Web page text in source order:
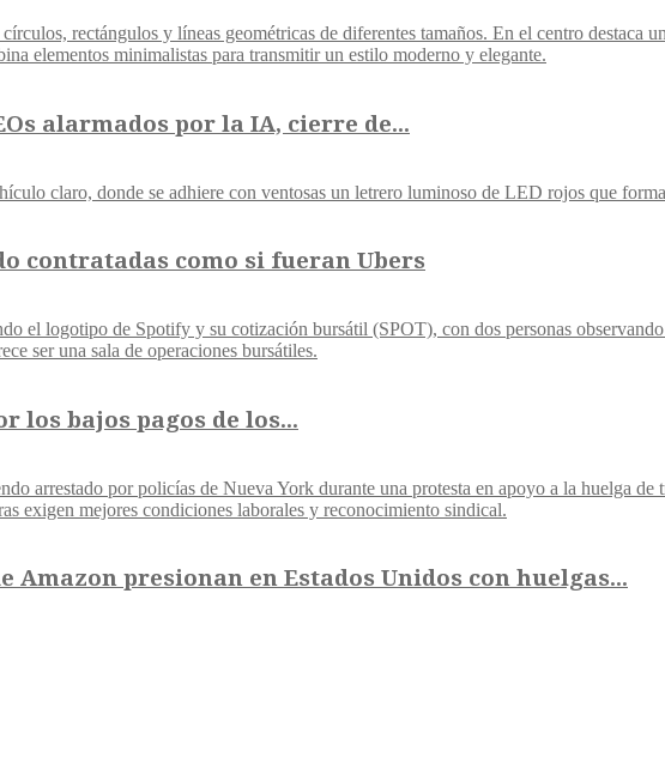
alarmados por la IA, cierre de...
contratadas como si fueran Ubers
los bajos pagos de los...
Amazon presionan en Estados Unidos con huelgas...